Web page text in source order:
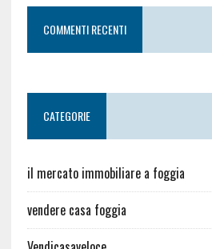
COMMENTI RECENTI
CATEGORIE
il mercato immobiliare a foggia
vendere casa foggia